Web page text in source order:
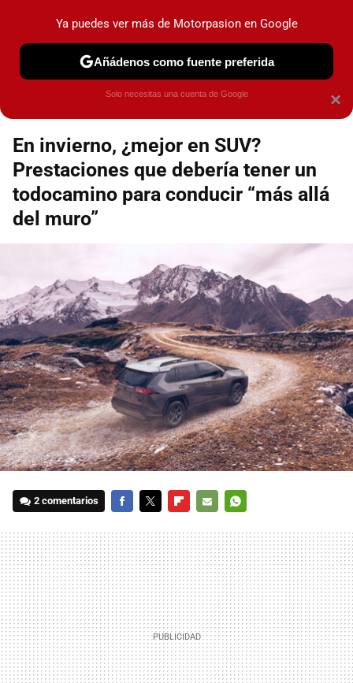
marca que se menciona
Espacio Toyota
En invierno, ¿mejor en SUV?
Prestaciones que debería tener un
todocamino para conducir “más allá
del muro”
2 comentarios
MAIL
×
Ya puedes ver más de Motorpasion en Google
Añádenos como fuente preferida
Solo necesitas una cuenta de Google